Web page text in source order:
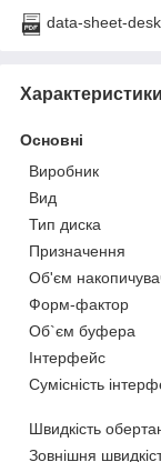
data-sheet-
Характеристики
Основні
Виробник
Вид
Тип диска
Призначення
Об'єм
Форм-фактор
Об`єм буфера
Інтерфейс
Сумісність
Швидкість
Зовнішня